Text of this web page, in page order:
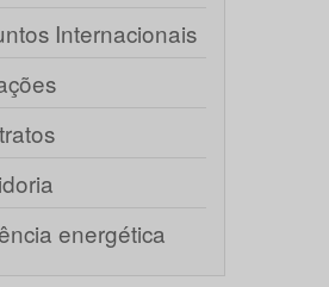
Internacionais
energética